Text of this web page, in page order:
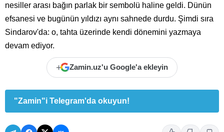
nesiller arası bağın parlak bir sembolü haline geldi. Dünün
efsanesi ve bugünün yıldızı aynı sahnede durdu. Şimdi sıra
Sindarov'da: o, tahta üzerinde kendi dönemini yazmaya
devam ediyor.
+ Zamin.uz'u Google'a ekleyin
"Zamin"i Telegram'da okuyun!